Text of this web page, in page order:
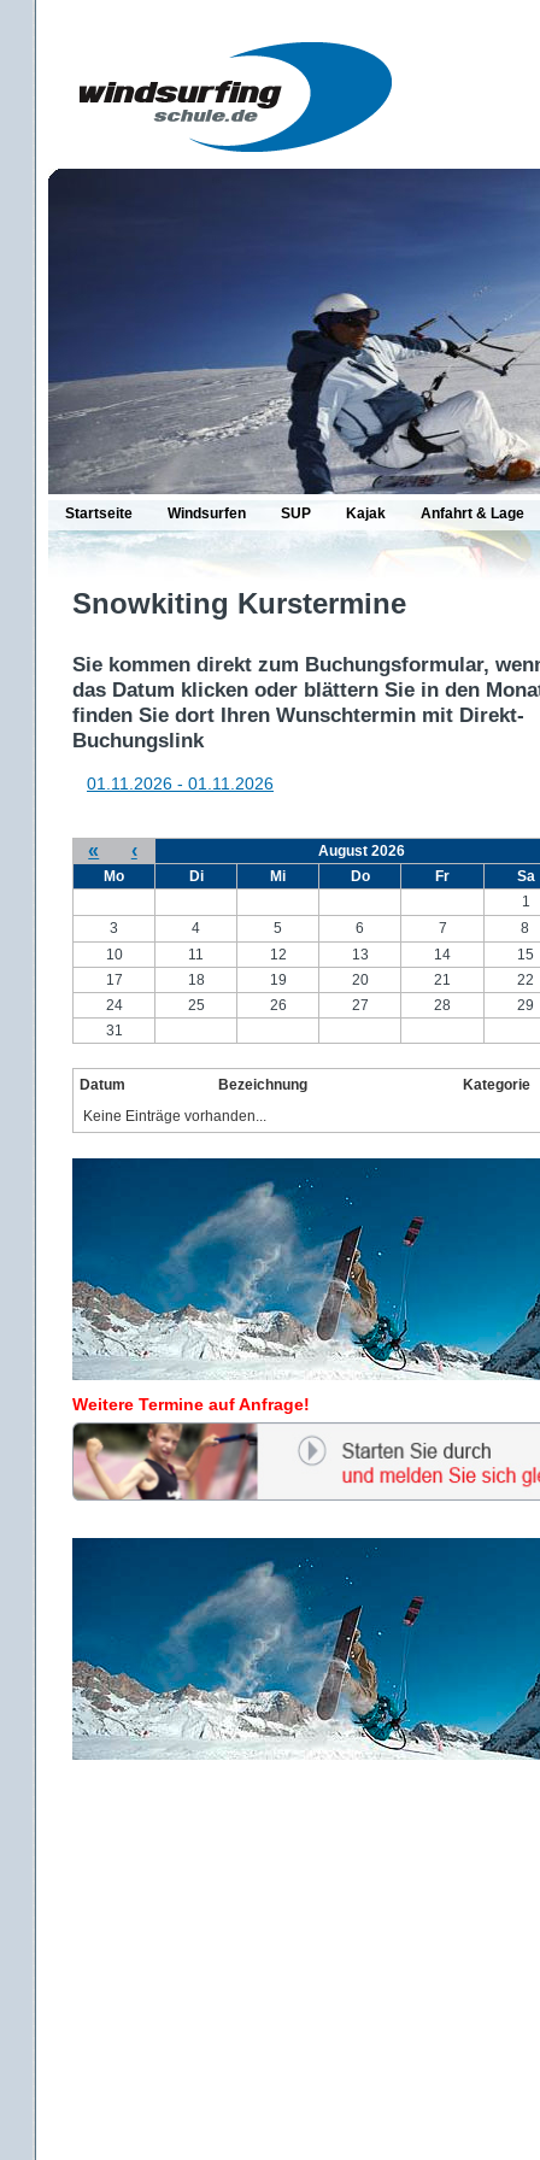
Startseite Windsurfen SUP Kajak Anfahrt & Lage
Snowkiting Kurstermine
Sie kommen direkt zum Buchungsformular,
das Datum klicken oder blättern Sie in den
finden Sie dort Ihren Wunschtermin mit Direkt-
Buchungslink
01.11.2026 - 01.11.2026
« ‹
August 2026
Mo
Di Mi Do Fr
Sa
1
3
4 5 6 7
8
10
11 12 13 14
15
17
18 19 20 21
22
24
25 26 27 28
29
31
Datum Bezeichnung
Kategorie
Keine Einträge vorhanden...
Weitere Termine auf Anfrage!